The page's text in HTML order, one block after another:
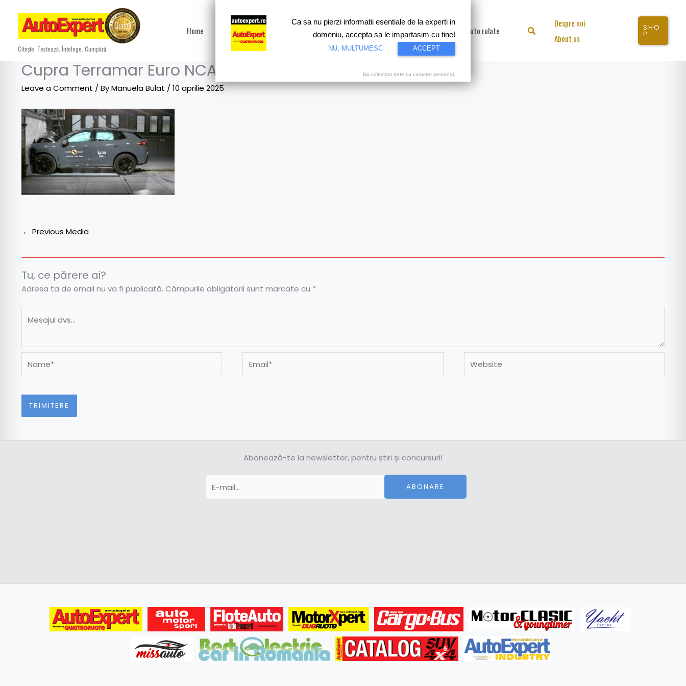
content
Citește. Testează. Întelege. Cumpără.
Home Test drive Motorsport Proiecte speciale Video Auto rulate Search
Despre noi
About us
SHO
P
Cupra Terramar Euro NCAP AutoExpert.ro
Leave a Comment / ByManuela Bulat / 10 aprilie 2025
← Previous Media
Tu, ce părere ai?
Adresa ta de email nu va fi publicată. Câmpurile obligatorii sunt marcate cu *
Abonează-te la newsletter, pentru știri și concursuri!
ABONARE
Ca sa nu pierzi informatii esentiale de la experti in
domeniu, accepta sa le impartasim cu tine!
NU, MULTUMESC ACCEPT
Nu colectam date cu caracter personal.